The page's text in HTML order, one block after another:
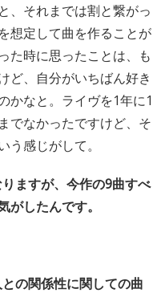
、それまでは割と繋がっ
想定して曲を作ることが
た時に思ったことは、も
ど、自分がいちばん好き
かなと。ライヴを1年に1
でなかったですけど、そ
感じがして。
ますが、今作の9曲すべ
がしたんです。
の関係性に関しての曲